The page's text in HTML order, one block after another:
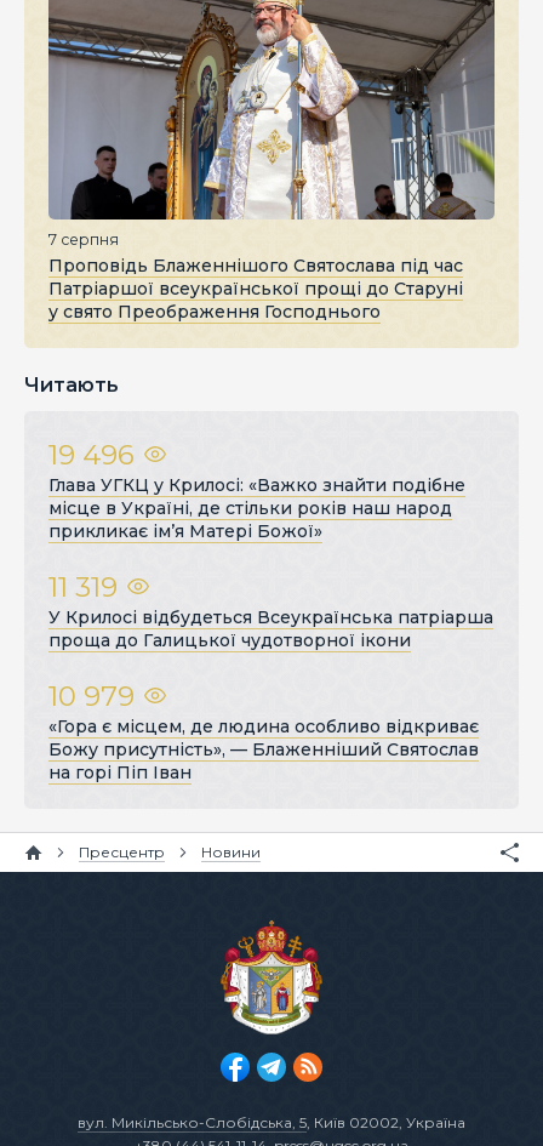
7 серпня
Проповідь Блаженнішого Святослава під час
Патріаршої всеукраїнської прощі до Старуні
у свято Преображення Господнього
Читають
19 496
Глава УГКЦ у Крилосі: «Важко знайти подібне
місце в Україні, де стільки років наш народ
прикликає ім’я Матері Божої»
11 319
У Крилосі відбудеться Всеукраїнська патріарша
проща до Галицької чудотворної ікони
10 979
«Гора є місцем, де людина особливо відкриває
Божу присутність», — Блаженніший Святослав
на горі Піп Іван
Пресцентр Новини
вул. Микільсько-Слобідська, 5, Київ 02002, Україна